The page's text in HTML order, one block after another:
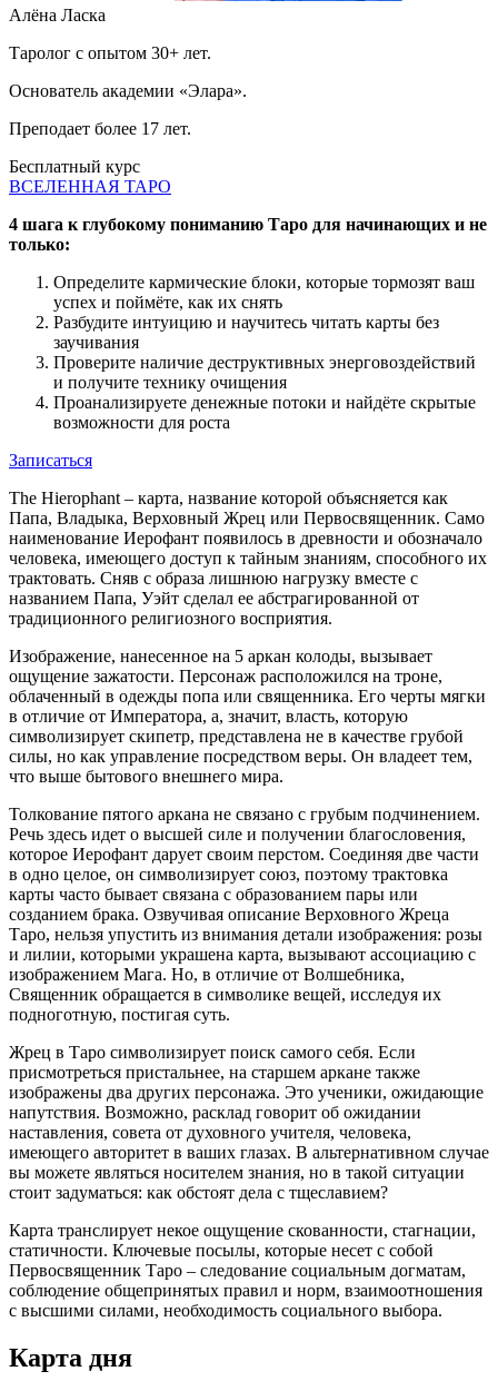
Алёна Ласка
Таролог с опытом 30+ лет.
Основатель академии «Элара».
Преподает более 17 лет.
Бесплатный курс
ВСЕЛЕННАЯ ТАРО
4 шага к глубокому пониманию Таро для начинающих и не
только:
Определите кармические блоки, которые тормозят ваш
успех и поймёте, как их снять
Разбудите интуицию и научитесь читать карты без
заучивания
Проверите наличие деструктивных энерговоздействий
и получите технику очищения
Проанализируете денежные потоки и найдёте скрытые
возможности для роста
Записаться
The Hierophant – карта, название которой объясняется как
Папа, Владыка, Верховный Жрец или Первосвященник. Само
наименование Иерофант появилось в древности и обозначало
человека, имеющего доступ к тайным знаниям, способного их
трактовать. Сняв с образа лишнюю нагрузку вместе с
названием Папа, Уэйт сделал ее абстрагированной от
традиционного религиозного восприятия.
Изображение, нанесенное на 5 аркан колоды, вызывает
ощущение зажатости. Персонаж расположился на троне,
облаченный в одежды попа или священника. Его черты мягки
в отличие от Императора, а, значит, власть, которую
символизирует скипетр, представлена не в качестве грубой
силы, но как управление посредством веры. Он владеет тем,
что выше бытового внешнего мира.
Толкование пятого аркана не связано с грубым подчинением.
Речь здесь идет о высшей силе и получении благословения,
которое Иерофант дарует своим перстом. Соединяя две части
в одно целое, он символизирует союз, поэтому трактовка
карты часто бывает связана с образованием пары или
созданием брака. Озвучивая описание Верховного Жреца
Таро, нельзя упустить из внимания детали изображения: розы
и лилии, которыми украшена карта, вызывают ассоциацию с
изображением Мага. Но, в отличие от Волшебника,
Священник обращается в символике вещей, исследуя их
подноготную, постигая суть.
Жрец в Таро символизирует поиск самого себя. Если
присмотреться пристальнее, на старшем аркане также
изображены два других персонажа. Это ученики, ожидающие
напутствия. Возможно, расклад говорит об ожидании
наставления, совета от духовного учителя, человека,
имеющего авторитет в ваших глазах. В альтернативном случае
вы можете являться носителем знания, но в такой ситуации
стоит задуматься: как обстоят дела с тщеславием?
Карта транслирует некое ощущение скованности, стагнации,
статичности. Ключевые посылы, которые несет с собой
Первосвященник Таро – следование социальным догматам,
соблюдение общепринятых правил и норм, взаимоотношения
с высшими силами, необходимость социального выбора.
Карта дня